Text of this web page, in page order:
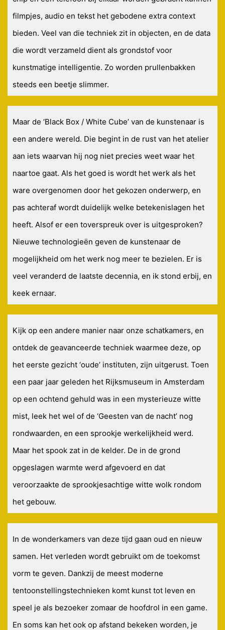
filmpjes, audio en tekst het gebodene extra context
bieden. Veel van die techniek zit in objecten, en de data
die wordt verzameld dient als grondstof voor
kunstmatige intelligentie. Zo worden prullenbakken
steeds een beetje slimmer.
Maar de ‘Black Box / White Cube’ van de kunstenaar is
een andere wereld. Die begint in de rust van het atelier
aan iets waarvan hij nog niet precies weet waar het
naartoe gaat. Als het goed is wordt het werk als het
ware overgenomen door het gekozen onderwerp, en
pas achteraf wordt duidelijk welke betekenislagen het
heeft. Alsof er een toverspreuk over is uitgesproken?
Nieuwe technologieën geven de kunstenaar de
mogelijkheid om het werk nog meer te bezielen. Er is
veel veranderd de laatste decennia, en ik stond erbij, en
keek ernaar.
Kijk op een andere manier naar onze schatkamers, en
ontdek de geavanceerde techniek waarmee deze, op
het eerste gezicht ‘oude’ instituten, zijn uitgerust. Toen
een paar jaar geleden het Rijksmuseum in Amsterdam
op een ochtend gehuld was in een mysterieuze witte
mist, leek het wel of de ‘Geesten van de nacht’ nog
rondwaarden, en een sprookje werkelijkheid werd.
Maar het spook zat in de kelder. De in de grond
opgeslagen warmte werd afgevoerd en dat
veroorzaakte de sprookjesachtige witte wolk rondom
het gebouw.
In de wonderkamers van deze tijd gaan oud en nieuw
samen. Het verleden wordt gebruikt om de toekomst
vorm te geven. Dankzij de meest moderne
tentoonstellingstechnieken komt kunst tot leven en
speel je als bezoeker zomaar de hoofdrol in een game.
En soms kan het ook op afstand bekeken worden, je